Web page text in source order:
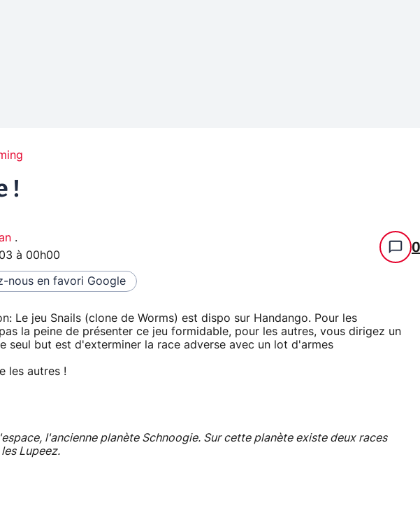
!
.
à 00h00 0
nous en favori Google
Le jeu Snails (clone de Worms) est dispo sur Handango. Pour les
la peine de présenter ce jeu formidable, pour les autres, vous dirigez un
seul but est d'exterminer la race adverse avec un lot d'armes
les autres !
l'ancienne planète Schnoogie. Sur cette planète existe deux races
Lupeez.